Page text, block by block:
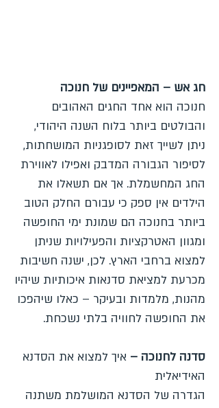
חג אש – המאפיינים של חנוכה
חנוכה הוא אחד החגים האהובים
והבולטים ביותר בלוח השנה היהודי,
ניתן לשייך זאת לסופגניות המושחתות,
לסיפור הגבורה המדבק ואפילו לאווירת
החג המחשמלת. אך אם תשאלו את
הילדים אין ספק כי עבורם החלק הטוב
ביותר בחנוכה הם שמונת ימי החופשה
ומגוון האטרקציות והפעילויות שניתן
למצוא ברחבי הארץ. לכן, ישנה חשיבות
מכרעת למציאת סדנאות איכותיות שיהיו
מהנות, מלמדות ובעיקר – כאלו שיהפכו
את החופשה לחוויה בלתי נשכחת.
סדנה לחנוכה – איך למצוא את הסדנא
האידיאלית
הגדרה של הסדנא המושלמת משתנה